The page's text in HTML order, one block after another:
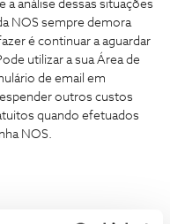
a análise dessas situações
NOS sempre demora
é continuar a aguardar
utilizar a sua Área de
de email em
outros custos
quando efetuados
NOS.